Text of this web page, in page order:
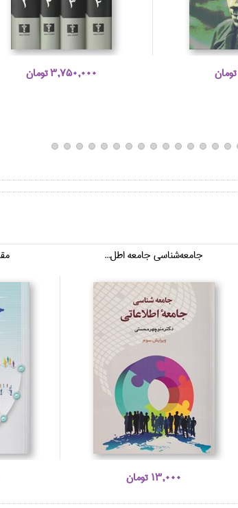
3,750,000 تومان
جامعه‌شناسي جامعه اطل...
13,000 تومان